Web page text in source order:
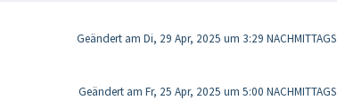
Geändert am Di, 29 Apr, 2025 um 3:29 NACHMITTAGS
Geändert am Fr, 25 Apr, 2025 um 5:00 NACHMITTAGS